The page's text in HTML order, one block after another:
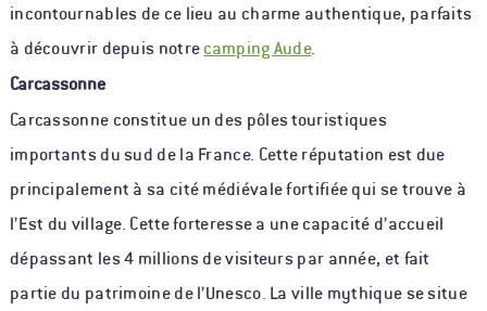
incontournables de ce lieu au charme authentique, parfaits
à découvrir depuis notrecamping Aude.
Carcassonne
Carcassonne constitue un des pôles touristiques
importants du sud de la France. Cette réputation est due
principalement à sa cité médiévale fortifiée qui se trouve à
l’Est du village. Cette forteresse a une capacité d’accueil
dépassant les 4 millions de visiteurs par année, et fait
partie du patrimoine de l’Unesco. La ville mythique se situe